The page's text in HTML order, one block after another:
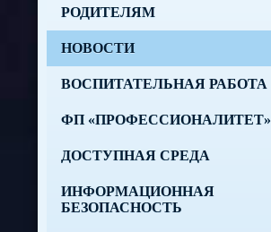
РОДИТЕЛЯМ
НОВОСТИ
ВОСПИТАТЕЛЬНАЯ РАБОТА
ФП «ПРОФЕССИОНАЛИТЕТ»
ДОСТУПНАЯ СРЕДА
ИНФОРМАЦИОННАЯ
БЕЗОПАСНОСТЬ